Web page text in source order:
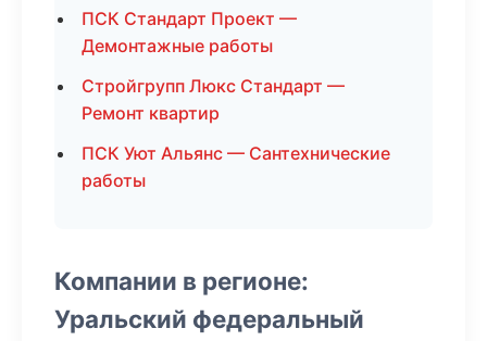
ПСК Стандарт Проект —
Демонтажные работы
Стройгрупп Люкс Стандарт —
Ремонт квартир
ПСК Уют Альянс — Сантехнические
работы
Компании в регионе:
Уральский федеральный